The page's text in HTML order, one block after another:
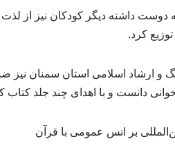
دوست داشته دیگر کودکان نیز از
کرد.
و ارشاد اسلامی استان سمنان نیز
دانست و با اهدای چند جلد کتاب
بر انس عمومی با قرآن